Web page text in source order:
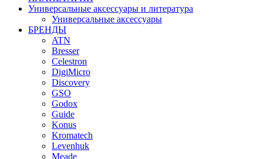
Универсальные аксессуары и литература
Универсальные аксессуары
БРЕНДЫ
ATN
Bresser
Celestron
DigiMicro
Discovery
GSO
Godox
Guide
Konus
Kromatech
Levenhuk
Meade